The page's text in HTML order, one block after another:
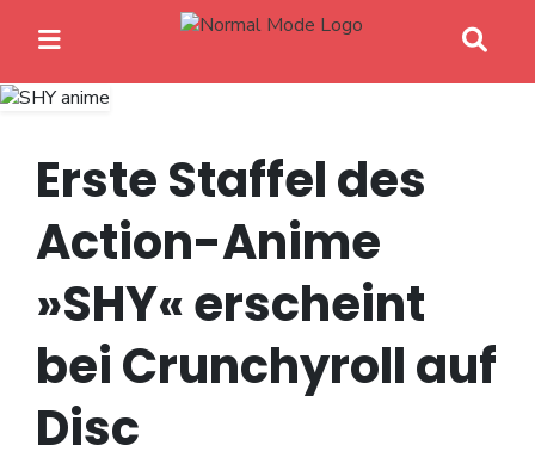
Home
Anime News
Spiele News
Reviews
Erste Staffel des
Action-Anime
»SHY« erscheint
bei Crunchyroll auf
Disc